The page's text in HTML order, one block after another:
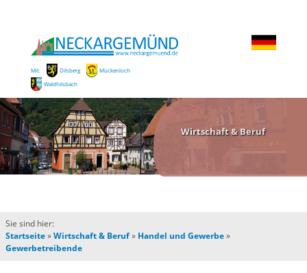
Mit: Dilsberg
Mückenloch
Waldhilsbach
Wirtschaft & Beruf
Sie sind hier:
Startseite»Wirtschaft & Beruf» Handel und Gewerbe»
Gewerbetreibende